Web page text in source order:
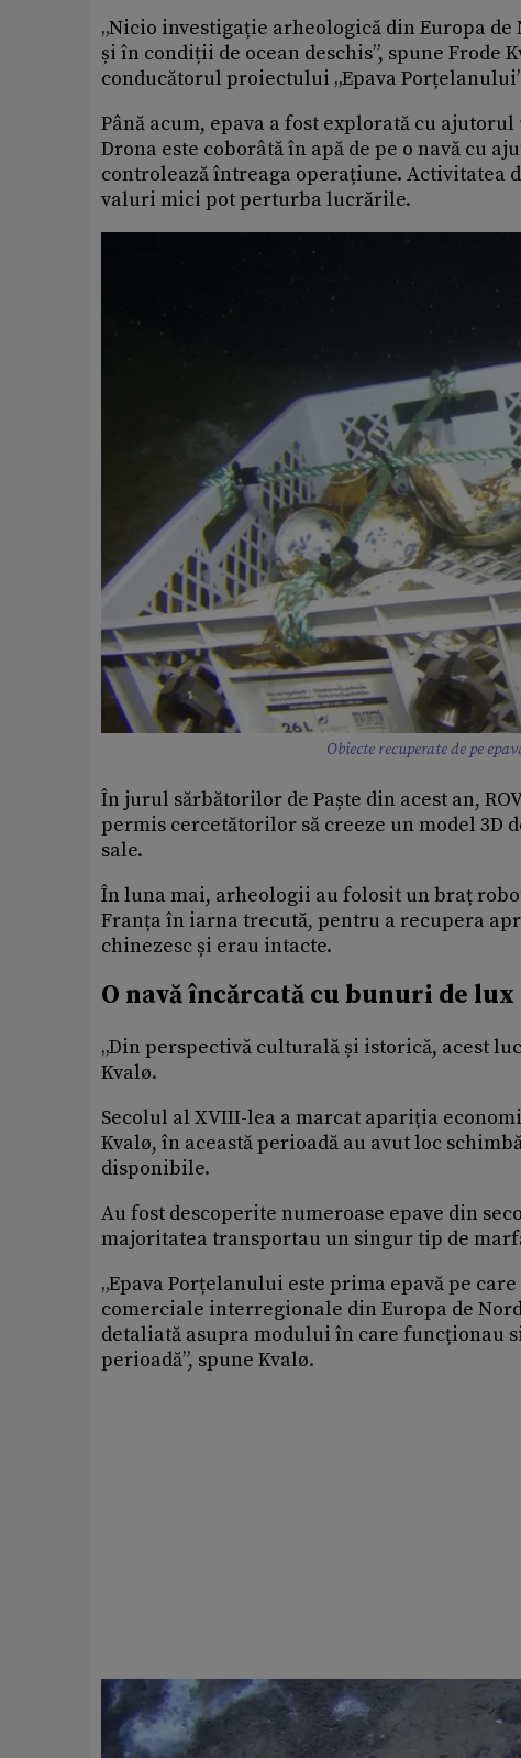
„Nicio investigație arheologică din Europa
și în condiții de ocean deschis”, spune
conducătorul proiectului „Epava
Până acum, epava a fost explorată cu
Drona este coborâtă în apă de pe o navă cu
controlează întreaga operațiune. Activitatea
valuri mici pot perturba lucrările.
Obiecte recuperate de pe
În jurul sărbătorilor de Paște din acest an,
permis cercetătorilor să creeze un model 3D
sale.
În luna mai, arheologii au folosit un braț
Franța în iarna trecută, pentru a recupera
chinezesc și erau intacte.
O navă încărcată cu bunuri de lux
„Din perspectivă culturală și istorică, acest
Kvalø.
Secolul al XVIII-lea a marcat apariția
Kvalø, în această perioadă au avut loc
disponibile.
Au fost descoperite numeroase epave din
majoritatea transportau un singur tip de
„Epava Porțelanului este prima epavă pe
comerciale interregionale din Europa de
detaliată asupra modului în care funcționau
perioadă”, spune Kvalø.